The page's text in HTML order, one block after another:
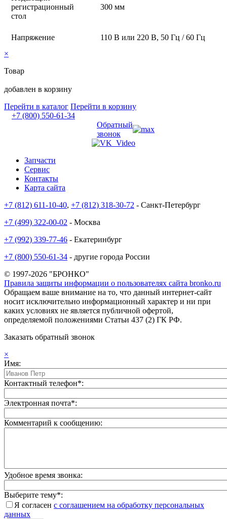
регистрационный
стол
300 мм
Напряжение
110 В или 220 В, 50 Гц / 60 Гц
×
Товар
добавлен в корзину
Перейти в каталог Перейти в корзину
+7 (800) 550-61-34
Обратный
звонок
Запчасти
Сервис
Контакты
Карта сайта
+7 (812) 611-10-40, +7 (812) 318-30-72 - Санкт-Петербург
+7 (499) 322-00-02 - Москва
+7 (992) 339-77-46 - Екатеринбург
+7 (800) 550-61-34 - другие города России
© 1997-2026 "БРОНКО"
Правила защиты информации о пользователях сайта bronko.ru
Обращаем ваше внимание на то, что данный интернет-сайт
носит исключительно информационный характер и ни при
каких условиях не является публичной офертой,
определяемой положениями Статьи 437 (2) ГК РФ.
Заказать обратный звонок
×
Имя:
Контактный телефон*:
Электронная почта*:
Комментарий к сообщению:
Удобное время звонка:
Выберите тему*:
Я согласен с соглашением на обработку персональных
данных